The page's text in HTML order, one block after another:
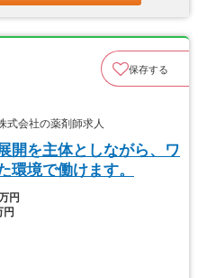
保存する
会社の薬剤師求人
開を主体としながら、ワ
環境で働けます。
円
円